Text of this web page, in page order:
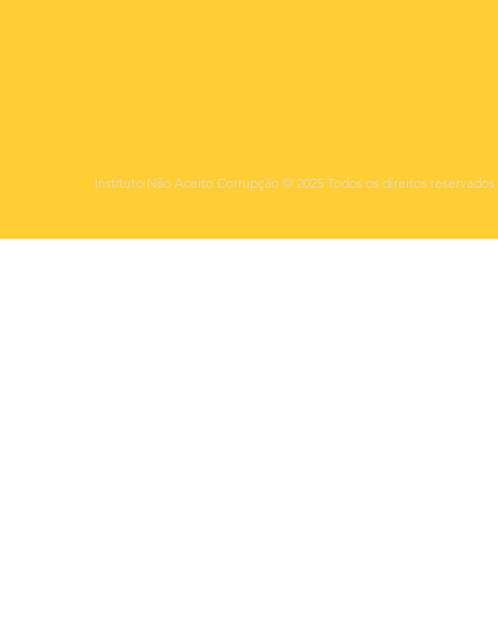
Instituto Não Aceito Corrupção © 2025 Todos os direitos